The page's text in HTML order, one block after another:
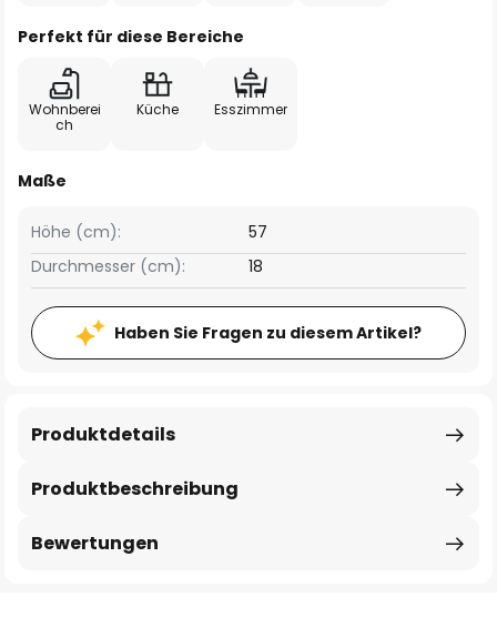
Perfekt für diese Bereiche
Wohnberei
ch
Küche Esszimmer
Maße
Höhe (cm):
57
Durchmesser (cm):
18
Haben Sie Fragen zu diesem Artikel?
Produktbeschreibung
Produktdetails
Bewertungen